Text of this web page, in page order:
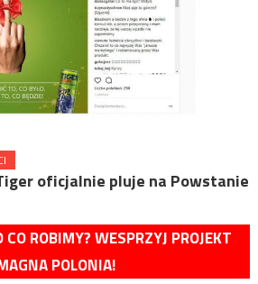
oficjalnie pluje na Powstanie
ROBIMY? WESPRZYJ PROJEKT
POLONIA!